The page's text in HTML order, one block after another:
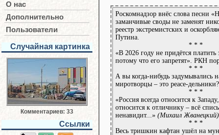
О нас
Дополнительно
Пользователи
Случайная картинка
Комментариев: 33
Ссылки
Роскомнадзор внёс слова песни
заманчивые своды не заменят
реестр экстремистских и
Путина.
* * *
«В 2026 году не придётся платить
потому что его запретят». РКН
* * *
А вы когда-нибудь задумывались
миротворцы – это peace-дельники?
* * *
«Россия всегда относится к
относится к отличнику – всё
ненавидит...» (Михаил Жванецкий)
* * *
Весь тришкин кафтан ушёл на